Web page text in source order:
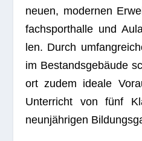
neuen, moder­nen
fach­sport­halle und
len. Durch
im Bestands­ge­bäude
ort zudem ideale
Unter­richt von fünf
neun­jäh­ri­gen